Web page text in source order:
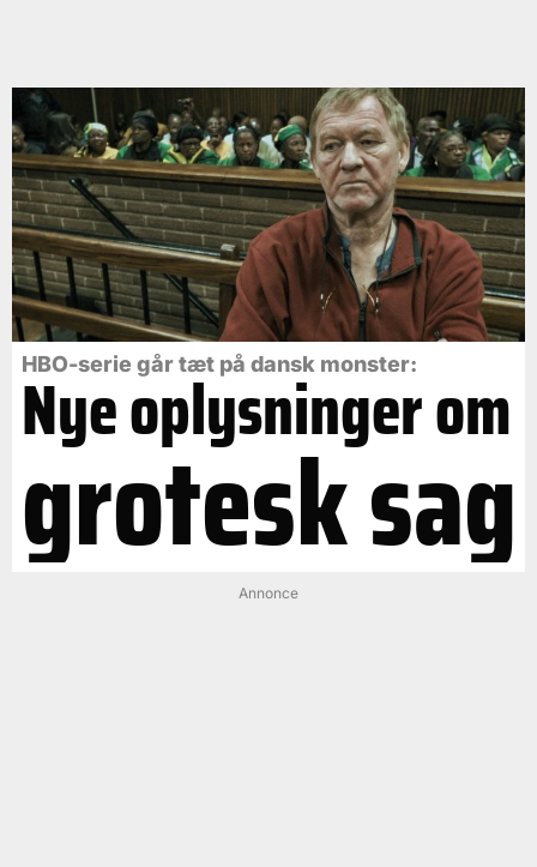
HBO-serie går tæt på dansk monster:
Nye oplysninger om
grotesk sag
Annonce